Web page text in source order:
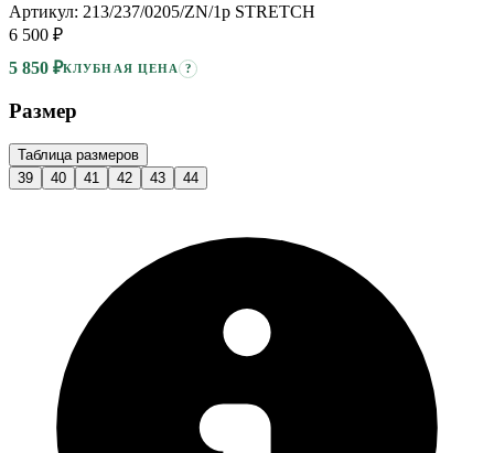
Артикул: 213/237/0205/ZN/1p STRETCH
6 500 ₽
5 850 ₽КЛУБНАЯ ЦЕНА ?
Размер
Таблица размеров
39
40 41 42 43 44